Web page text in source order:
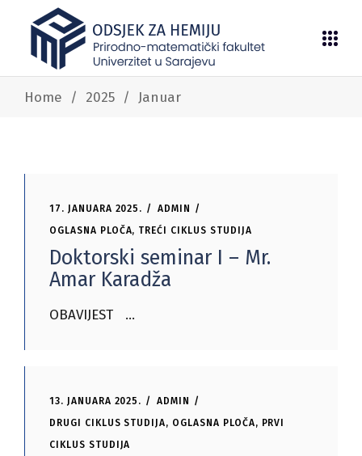
Home / 2025 / Januar
17. JANUARA 2025.
ADMIN
OGLASNA PLOČA, TREĆI CIKLUS STUDIJA
Doktorski seminar I – Mr.
Amar Karadža
OBAVIJEST
13. JANUARA 2025.
ADMIN
DRUGI CIKLUS STUDIJA, OGLASNA PLOČA, PRVI
CIKLUS STUDIJA